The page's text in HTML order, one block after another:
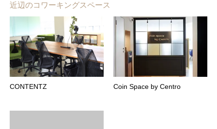
近辺のコワーキングスペース
CONTENTZ Coin Space by Centro